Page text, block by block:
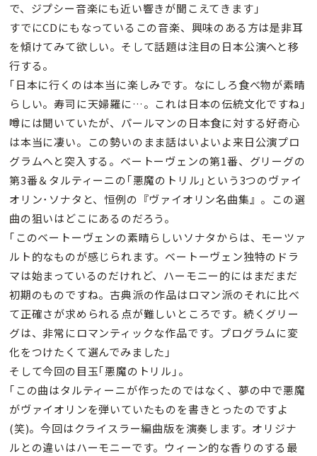
で、ジプシー音楽にも近い響きが聞こえてきます｣
すでにCDにもなっているこの音楽、興味のある方は是非耳
を傾けてみて欲しい。そして話題は注目の日本公演へと移
行する。
｢日本に行くのは本当に楽しみです。なにしろ食べ物が素晴
らしい。寿司に天婦羅に…。これは日本の伝統文化ですね｣
噂には聞いていたが、パールマンの日本食に対する好奇心
は本当に凄い。この勢いのまま話はいよいよ来日公演プロ
グラムへと突入する。ベートーヴェンの第1番、グリーグの
第3番＆タルティーニの｢悪魔のトリル｣という3つのヴァイ
オリン･ソナタと、恒例の『ヴァイオリン名曲集』。この選
曲の狙いはどこにあるのだろう。
｢このベートーヴェンの素晴らしいソナタからは、モーツァ
ルト的なものが感じられます。ベートーヴェン独特のドラ
マは始まっているのだけれど、ハーモニー的にはまだまだ
初期のものですね。古典派の作品はロマン派のそれに比べ
て正確さが求められる点が難しいところです。続くグリー
グは、非常にロマンティックな作品です。プログラムに変
化をつけたくて選んでみました｣
そして今回の目玉｢悪魔のトリル｣。
｢この曲はタルティーニが作ったのではなく、夢の中で悪魔
がヴァイオリンを弾いていたものを書きとったのですよ
(笑)。今回はクライスラー編曲版を演奏します。オリジナ
ルとの違いはハーモニーです。ウィーン的な香りのする最